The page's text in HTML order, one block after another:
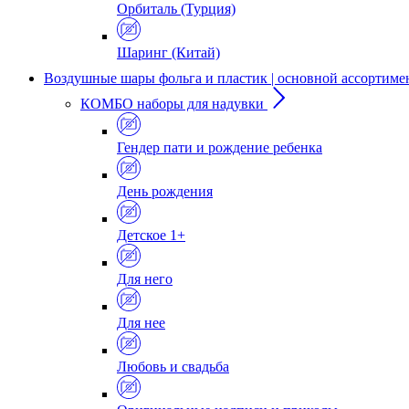
Орбиталь (Турция)
Шаринг (Китай)
Воздушные шары фольга и пластик | основной
КОМБО наборы для надувки
Гендер пати и рождение ребенка
День рождения
Детское 1+
Для него
Для нее
Любовь и свадьба